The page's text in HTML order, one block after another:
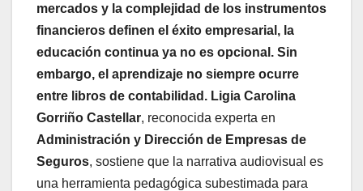
mercados y la complejidad de los instrumentos
financieros definen el éxito empresarial, la
educación continua ya no es opcional. Sin
embargo, el aprendizaje no siempre ocurre
entre libros de contabilidad. Ligia Carolina
Gorriño Castellar, reconocida experta en
Administración y Dirección de Empresas de
Seguros, sostiene que la narrativa audiovisual es
una herramienta pedagógica subestimada para